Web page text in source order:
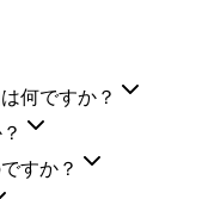
何ですか？
すか？